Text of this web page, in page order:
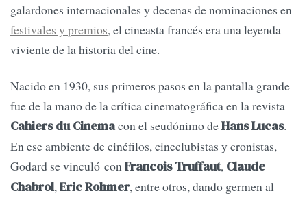
galardones internacionales y decenas de nominaciones en
festivales y premios, el cineasta francés era una leyenda
viviente de la historia del cine.
Nacido en 1930, sus primeros pasos en la pantalla grande
fue de la mano de la crítica cinematográfica en la revista
Cahiers du Cinemacon el seudónimo deHans Lucas.
En ese ambiente de cinéfilos, cineclubistas y cronistas,
Godard se vinculó conFrancois Truffaut, Claude
Chabrol,Eric Rohmer, entre otros, dando germen al